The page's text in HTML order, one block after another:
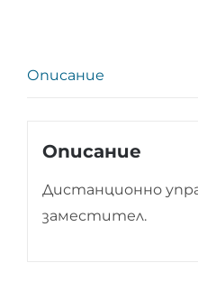
Описание
Описание
Дистанционно
заместител.